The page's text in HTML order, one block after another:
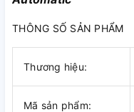
THÔNG SỐ SẢN PHẨM
Thương hiệu:
Mã sản phẩm: